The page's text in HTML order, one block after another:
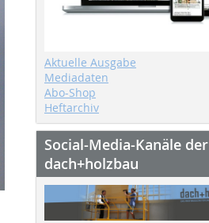
Aktuelle Ausgabe
Mediadaten
Abo-Shop
Heftarchiv
Social-Media-Kanäle der
dach+holzbau